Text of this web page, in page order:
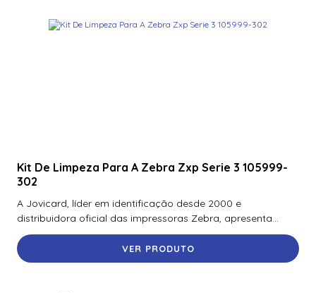
Kit De Limpeza Para A Zebra Zxp Serie 3 105999-
302
A Jovicard, líder em identificação desde 2000 e
distribuidora oficial das impressoras Zebra, apresenta...
VER PRODUTO